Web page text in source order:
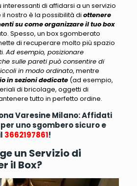
di affidarsi a un servizio
nostro è la possibilità di ottenere
su come organizzare il tuo box
Spesso, un box sgomberato
di recuperare molto più spazio
Ad esempio, posizionare
sulle pareti può consentire di
in modo ordinato, mentre
in sezioni dedicate(ad esempio,
di bricolage, oggetti di
tutto in perfetto ordine.
Varesine Milano: Affidati
uno sgombero sicuro e
3662197861!
un Servizio di
il Box?